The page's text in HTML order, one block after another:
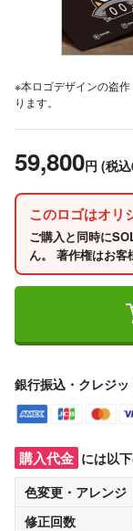
※本ロゴデザインの盗
ります。
59,800円 (税
このロゴはオリ
ご購入と同時に
ん。 著作権はお客
銀行振込・クレジ
購入代金 には以
色変更・アレンジ
修正回数